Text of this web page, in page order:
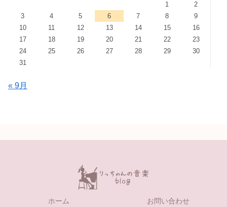
1
2
3
4 5 6 7 8
9
10
11 12 13 14 15
16
17
18 19 20 21 22
23
24
25 26 27 28 29
30
31
« 9月
ホーム お問い合わせ